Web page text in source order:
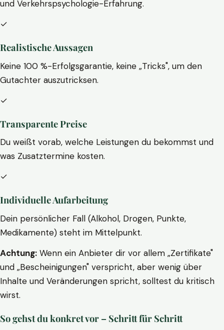
und Verkehrspsychologie-Erfahrung.
✓
Realistische Aussagen
Keine 100 %-Erfolgsgarantie, keine „Tricks", um den
Gutachter auszutricksen.
✓
Transparente Preise
Du weißt vorab, welche Leistungen du bekommst und
was Zusatztermine kosten.
✓
Individuelle Aufarbeitung
Dein persönlicher Fall (Alkohol, Drogen, Punkte,
Medikamente) steht im Mittelpunkt.
Achtung: Wenn ein Anbieter dir vor allem „Zertifikate"
und „Bescheinigungen" verspricht, aber wenig über
Inhalte und Veränderungen spricht, solltest du kritisch
wirst.
So gehst du konkret vor – Schritt für Schritt